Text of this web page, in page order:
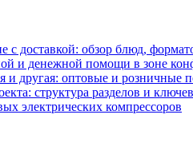
с доставкой: обзор блюд,
и денежной помощи в зоне
и другая: оптовые и розничные
структура разделов и
электрических компрессоров